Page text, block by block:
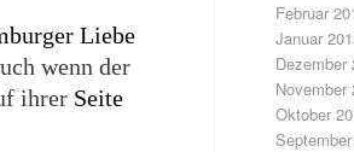
Liebe
wenn der
ihrer Seite
Februar
Januar
Dezember
November
Oktober